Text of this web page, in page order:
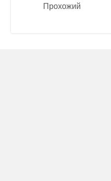
Прохожий